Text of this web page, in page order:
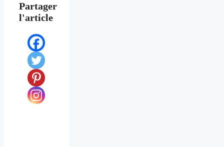
Partager
l'article